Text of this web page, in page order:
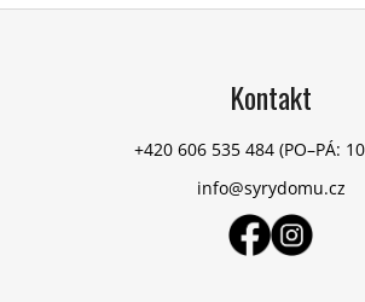
Z
Kontakt
+420 606 535 484 (PO–PÁ:
info@syrydomu.cz